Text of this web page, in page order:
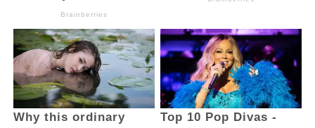
Diketahui, turut hadir ada kegiatan
tersebut diantaranya, Ketua BKMT
Kabupaten Bolsel Ny. Selfian Kamaru-
Manoppo, Sekda Bolsel Marzanzius Arvan